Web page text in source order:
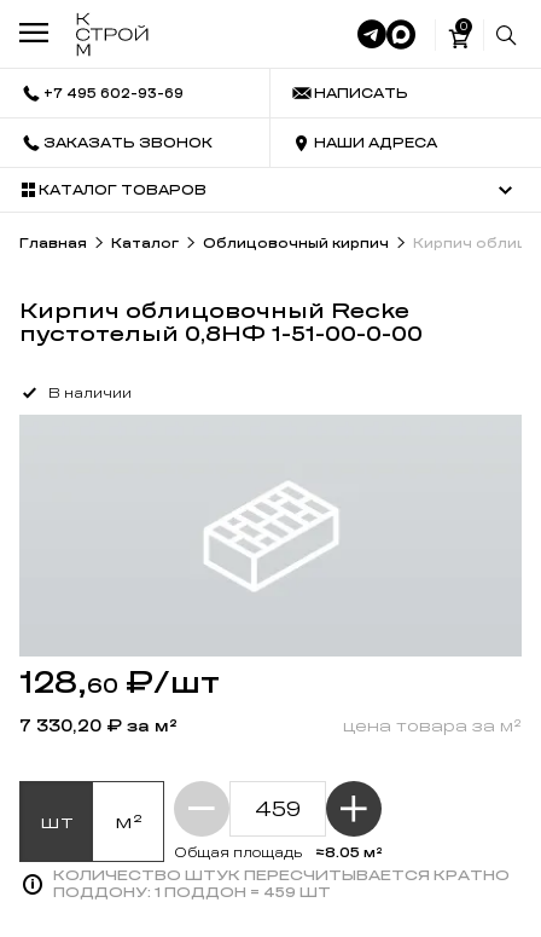
0
+7 495 602-93-69 НАПИСАТЬ
ЗАКАЗАТЬ ЗВОНОК НАШИ АДРЕСА
КАТАЛОГ ТОВАРОВ
Главная Каталог Облицовочный кирпич Кирпич
Кирпич облицовочный Recke
пустотелый 0,8НФ 1-51-00-0-00
В наличии
128,60 ₽/шт
7 330,20 ₽ за м² цена товара за м²
шт м²
Общая площадь
≈8.05 м²
КОЛИЧЕСТВО ШТУК ПЕРЕСЧИТЫВАЕТСЯ КРАТНО
ПОДДОНУ: 1 ПОДДОН = 459 ШТ